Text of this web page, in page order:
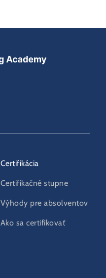
Certifikácia
Certifikačné stupne
Výhody pre absolventov
Ako sa certifikovať